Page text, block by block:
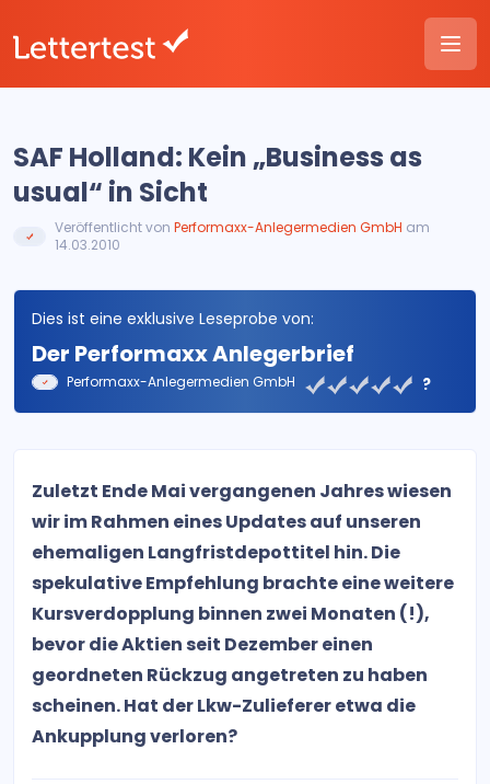
SAF Holland: Kein „Business as
usual“ in Sicht
Veröffentlicht vonPerformaxx-Anlegermedien GmbH am
14.03.2010
Dies ist eine exklusive Leseprobe von:
Der Performaxx Anlegerbrief
Performaxx-Anlegermedien GmbH ?
Zuletzt Ende Mai vergangenen Jahres wiesen
wir im Rahmen eines Updates auf unseren
ehemaligen Langfristdepottitel hin. Die
spekulative Empfehlung brachte eine weitere
Kursverdopplung binnen zwei Monaten (!),
bevor die Aktien seit Dezember einen
geordneten Rückzug angetreten zu haben
scheinen. Hat der Lkw-Zulieferer etwa die
Ankupplung verloren?